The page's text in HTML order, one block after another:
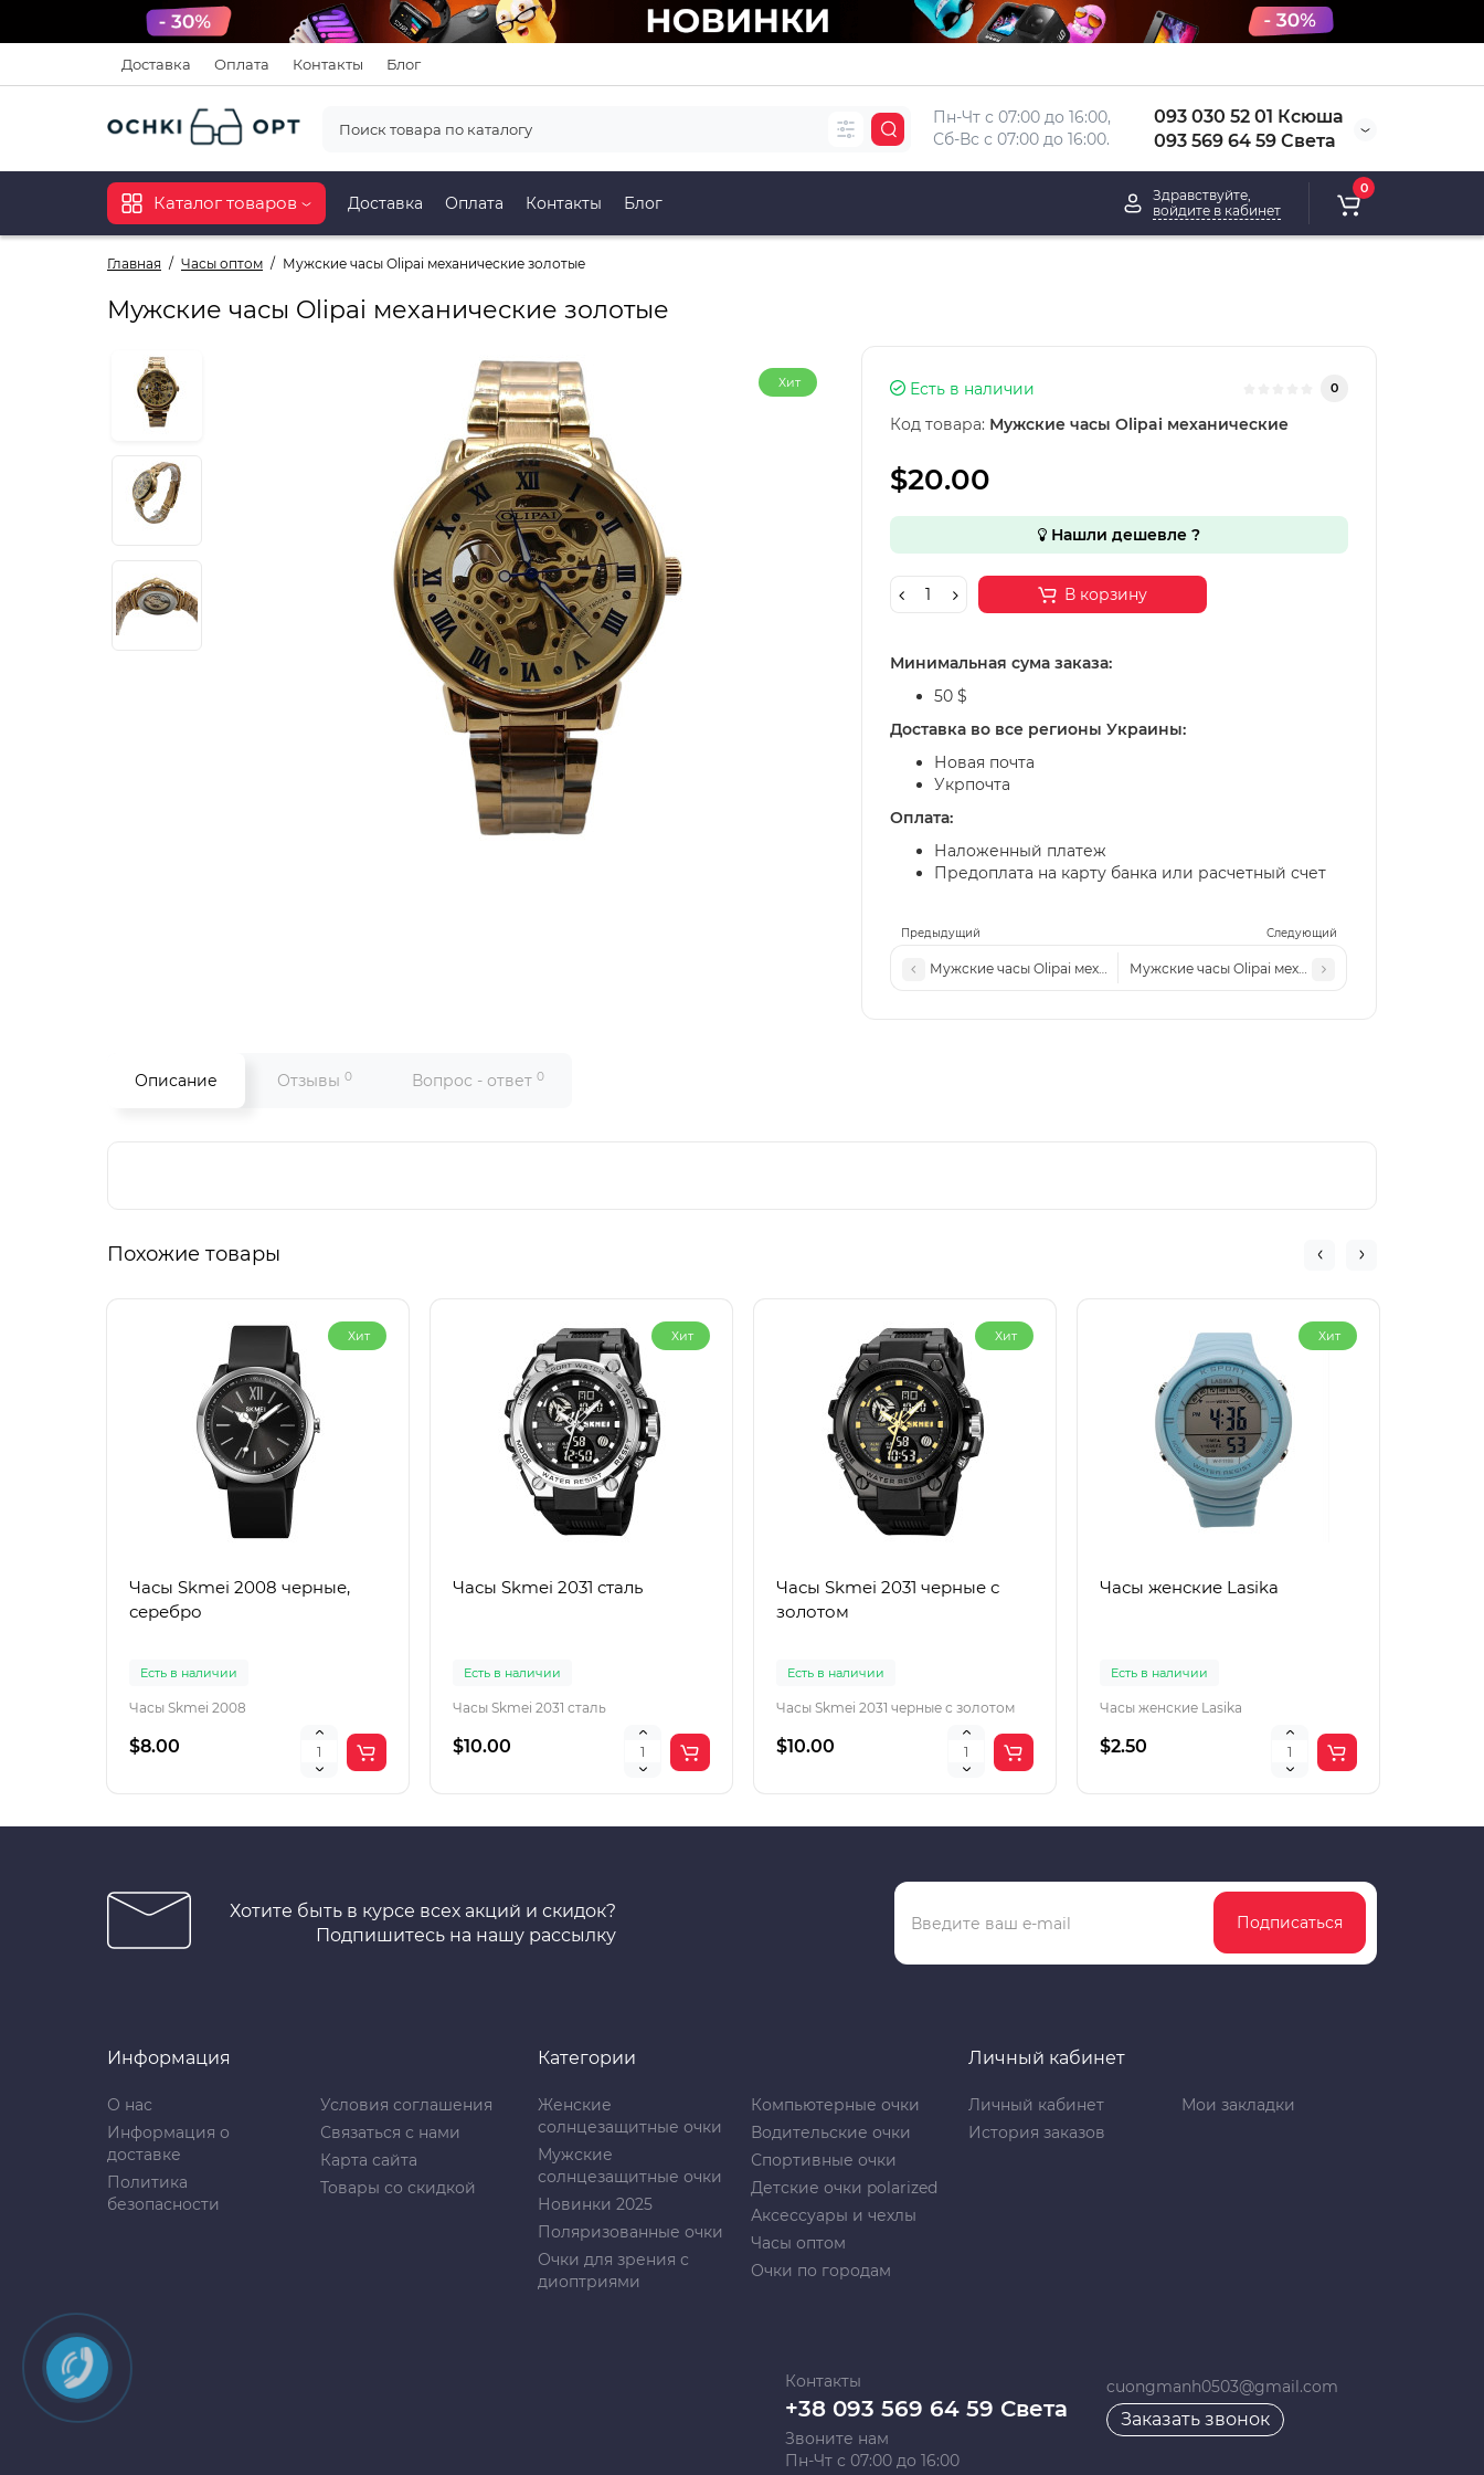
Доставка Оплата Контакты Блог
Пн-Чт с 07:00 до 16:00,
Сб-Вс с 07:00 до 16:00.
093 030 52 01 Ксюша
093 569 64 59 Света
Каталог товаров Доставка Оплата Контакты Блог
Здравствуйте,
войдите в кабинет
0
Главная Часы оптом Мужские часы Olipai механические золотые
Мужские часы Olipai механические золотые
Хит
Предыдущий Следующий
Мужские часы Olipai механические серебрянныеМужские часы Olipai механические серебро
Есть в наличии 0
Код товара: Мужские часы Olipai механические
$20.00
Нашли дешевле ?
В корзину
Минимальная сума заказа:
50 $
Доставка во все регионы Украины:
Новая почта
Укрпочта
Оплата:
Наложенный платеж
Предоплата на карту банка или расчетный счет
Описание Отзывы 0 Вопрос - ответ 0
Похожие товары
Хит
Часы Skmei 2008 черные,
серебро
Есть в наличии
Часы Skmei 2008
$8.00
Хит
Часы Skmei 2031 сталь
Есть в наличии
Часы Skmei 2031 сталь
$10.00
Хит
Часы Skmei 2031 черные с
золотом
Есть в наличии
Часы Skmei 2031 черные с золотом
$10.00
Хит
Часы женские Lasika
Есть в наличии
Часы женские Lasika
$2.50
Хотите быть в курсе всех акций и скидок?
Подпишитесь на нашу рассылку
Подписаться
Информация
О нас
Информация о
доставке
Политика
безопасности
Условия соглашения
Связаться с нами
Карта сайта
Товары со скидкой
Категории
Женские
солнцезащитные очки
Мужские
солнцезащитные очки
Новинки 2025
Поляризованные очки
Очки для зрения с
диоптриями
Компьютерные очки
Водительские очки
Спортивные очки
Детские очки polarized
Аксессуары и чехлы
Часы оптом
Очки по городам
Личный кабинет
Личный кабинет
История заказов
Мои закладки
Контакты
+38 093 569 64 59 Света
Звоните нам
Пн-Чт с 07:00 до 16:00
cuongmanh0503@gmail.com
Заказать звонок